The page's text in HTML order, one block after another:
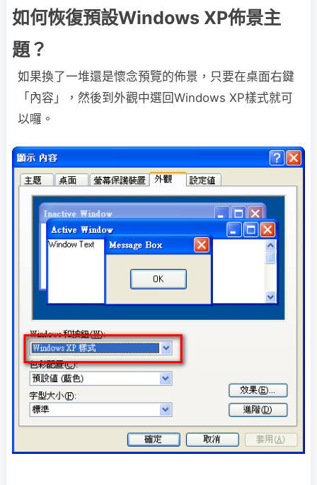
如何恢復預設Windows XP佈景主
題？
如果換了一堆還是懷念預覽的佈景，只要在桌面右鍵
「內容」，然後到外觀中選回Windows XP樣式就可
以囉。